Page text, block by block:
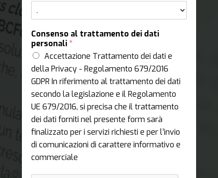
Consenso al trattamento dei dati
personali*
Accettazione Trattamento dei dati e
della Privacy - Regolamento 679/2016
GDPR In riferimento al trattamento dei dati
secondo la legislazione e il Regolamento
UE 679/2016, si precisa che il trattamento
dei dati forniti nel presente form sarà
finalizzato per i servizi richiesti e per l’invio
di comunicazioni di carattere informativo e
commerciale